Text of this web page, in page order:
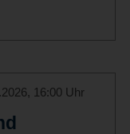
16:00 Uhr